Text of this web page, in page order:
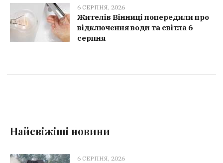
6 СЕРПНЯ, 2026
Жителів Вінниці попередили про
відключення води та світла 6
серпня
Найсвіжіші новини
6 СЕРПНЯ, 2026